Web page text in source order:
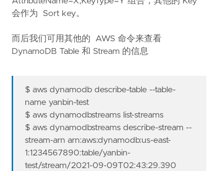
会作为 Sort key。
而后我们可用其他的 AWS 命令来查看
DynamoDB Table 和 Stream 的信息
$ aws dynamodb describe-table --table-
name yanbin-test
$ aws dynamodbstreams list-streams
$ aws dynamodbstreams describe-stream --
stream-arn arn:aws:dynamodb:us-east-
1:1234567890:table/yanbin-
test/stream/2021-09-09T02:43:29.390